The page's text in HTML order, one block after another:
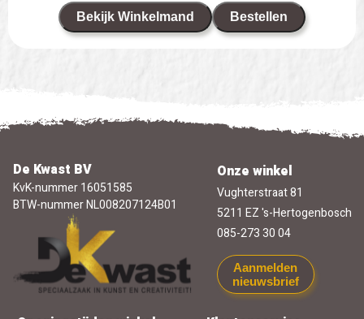
Bekijk Winkelmand Bestellen
De Kwast BV
KvK-nummer 16051585
BTW-nummer NL008207124B01
Onze winkel
Vughterstraat 81
5211 EZ 's-Hertogenbosch
085-273 30 04
Aanmelden
nieuwsbrief